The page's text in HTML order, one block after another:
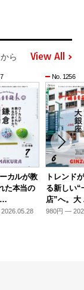
ら View All
カルが教
た本当の
…
No. 1256
トレンド
る新しい“
店”へ。
980円 —